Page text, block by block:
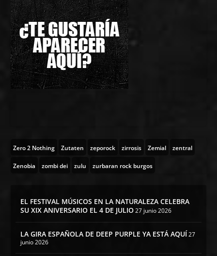
Zero 2 Nothing Zutaten zeporock zirrosis Zemial zentral
Zenobia zombi dei zulu zurbaran rock burgos
EL FESTIVAL MÚSICOS EN LA NATURALEZA CELEBRA
SU XIX ANIVERSARIO EL 4 DE JULIO 27 junio 2026
LA GIRA ESPAÑOLA DE DEEP PURPLE YA ESTÁ AQUÍ27
junio 2026